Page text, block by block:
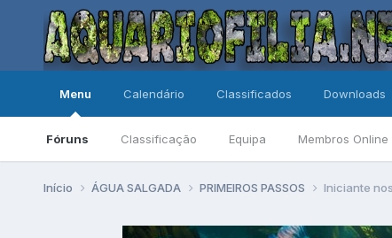
Menu
Fóruns Classificação Equipa Membros Online
Calendário Classificados Downloads
Início ÁGUA SALGADA PRIMEIROS PASSOS Iniciante